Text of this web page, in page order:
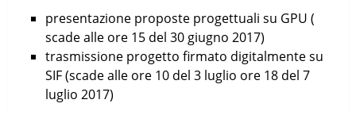
presentazione proposte progettuali su GPU (
scade alle ore 15 del 30 giugno 2017)
trasmissione progetto firmato digitalmente su
SIF (scade alle ore 10 del 3 luglio ore 18 del 7
luglio 2017)